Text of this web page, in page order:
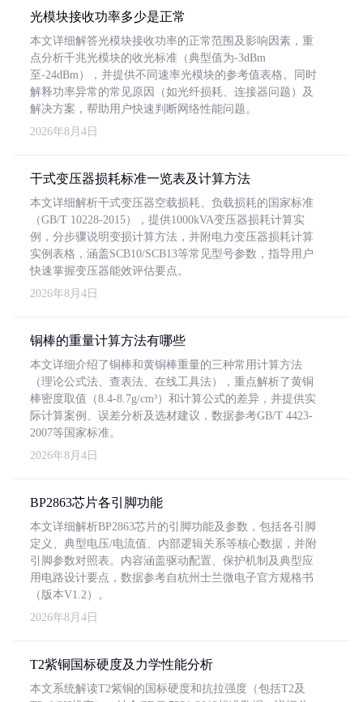
光模块接收功率多少是正常
本文详细解答光模块接收功率的正常范围及影响因素，重
点分析千兆光模块的收光标准（典型值为-3dBm
至-24dBm），并提供不同速率光模块的参考值表格。同时
解释功率异常的常见原因（如光纤损耗、连接器问题）及
解决方案，帮助用户快速判断网络性能问题。
2026年8月4日
干式变压器损耗标准一览表及计算方法
本文详细解析干式变压器空载损耗、负载损耗的国家标准
（GB/T 10228-2015），提供1000kVA变压器损耗计算实
例，分步骤说明变损计算方法，并附电力变压器损耗计算
实例表格，涵盖SCB10/SCB13等常见型号参数，指导用户
快速掌握变压器能效评估要点。
2026年8月4日
铜棒的重量计算方法有哪些
本文详细介绍了铜棒和黄铜棒重量的三种常用计算方法
（理论公式法、查表法、在线工具法），重点解析了黄铜
棒密度取值（8.4-8.7g/cm³）和计算公式的差异，并提供实
际计算案例、误差分析及选材建议，数据参考GB/T 4423-
2007等国家标准。
2026年8月4日
BP2863芯片各引脚功能
本文详细解析BP2863芯片的引脚功能及参数，包括各引脚
定义、典型电压/电流值、内部逻辑关系等核心数据，并附
引脚参数对照表。内容涵盖驱动配置、保护机制及典型应
用电路设计要点，数据参考自杭州士兰微电子官方规格书
（版本V1.2）。
2026年8月4日
T2紫铜国标硬度及力学性能分析
本文系统解读T2紫铜的国标硬度和抗拉强度（包括T2及